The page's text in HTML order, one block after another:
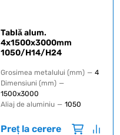
Tablă alum.
4x1500x3000mm
1050/H14/H24
Grosimea metalului (mm) — 4
Dimensiuni (mm) —
1500х3000
Aliaj de aluminiu — 1050
Preț la cerere